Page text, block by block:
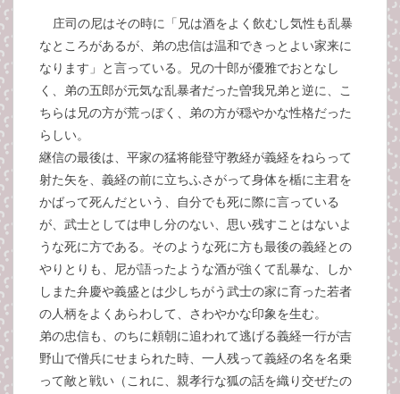
庄司の尼はその時に「兄は酒をよく飲むし気性も乱暴
なところがあるが、弟の忠信は温和できっとよい家来に
なります」と言っている。兄の十郎が優雅でおとなし
く、弟の五郎が元気な乱暴者だった曽我兄弟と逆に、こ
ちらは兄の方が荒っぽく、弟の方が穏やかな性格だった
らしい。
継信の最後は、平家の猛将能登守教経が義経をねらって
射た矢を、義経の前に立ちふさがって身体を楯に主君を
かばって死んだという、自分でも死に際に言っている
が、武士としては申し分のない、思い残すことはないよ
うな死に方である。そのような死に方も最後の義経との
やりとりも、尼が語ったような酒が強くて乱暴な、しか
しまた弁慶や義盛とは少しちがう武士の家に育った若者
の人柄をよくあらわして、さわやかな印象を生む。
弟の忠信も、のちに頼朝に追われて逃げる義経一行が吉
野山で僧兵にせまられた時、一人残って義経の名を名乗
って敵と戦い（これに、親孝行な狐の話を織り交ぜたの